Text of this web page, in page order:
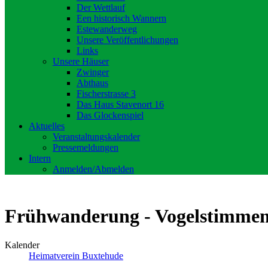
Der Wettlauf
Een historisch Wannern
Estewanderweg
Unsere Veröffentlichungen
Links
Unsere Häuser
Zwinger
Abthaus
Fischerstrasse 3
Das Haus Stavenort 16
Das Glockenspiel
Aktuelles
Veranstaltungskalender
Pressemeldungen
Intern
Anmelden/Abmelden
Frühwanderung -
Kalender
Heimatverein Buxtehude